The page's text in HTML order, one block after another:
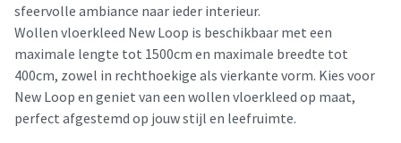
sfeervolle ambiance naar ieder interieur.
Wollen vloerkleed New Loop is beschikbaar met een
maximale lengte tot 1500cm en maximale breedte tot
400cm, zowel in rechthoekige als vierkante vorm. Kies voor
New Loop en geniet van een wollen vloerkleed op maat,
perfect afgestemd op jouw stijl en leefruimte.